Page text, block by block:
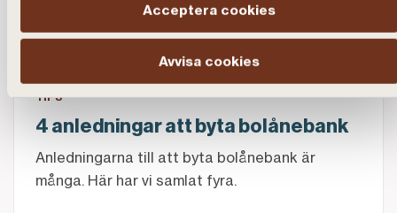
Acceptera cookies
Avvisa cookies
TIPS
4 anledningar att byta bolånebank
Anledningarna till att byta bolånebank är
många. Här har vi samlat fyra.